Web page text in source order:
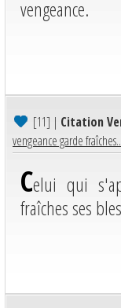
vengeance.
[11] | Citation
vengeance garde
Celui qui
fraîches ses